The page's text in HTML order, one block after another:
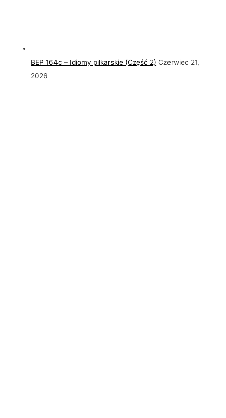
BEP 164c – Idiomy piłkarskie (Część 2) Czerwiec 21,
2026